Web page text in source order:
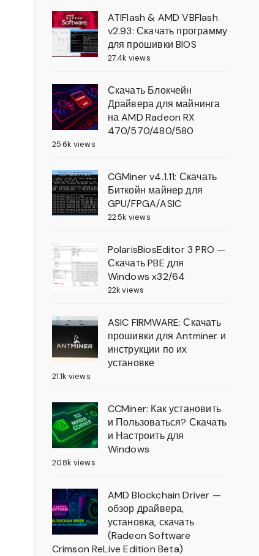
ATIFlash & AMD VBFlash
v2.93: Скачать программу
для прошивки BIOS
27.4k views
Скачать Блокчейн
Драйвера для майнинга
на AMD Radeon RX
470/570/480/580
25.6k views
CGMiner v4.1.11: Скачать
Биткойн майнер для
GPU/FPGA/ASIC
22.5k views
PolarisBiosEditor 3 PRO —
Скачать PBE для
Windows x32/64
22k views
ASIC FIRMWARE: Скачать
прошивки для Antminer и
инструкции по их
установке
21.1k views
CCMiner: Как установить
и Пользоваться? Скачать
и Настроить для
Windows
20.8k views
AMD Blockchain Driver —
обзор драйвера,
установка, скачать
(Radeon Software
Crimson ReLive Edition Beta)